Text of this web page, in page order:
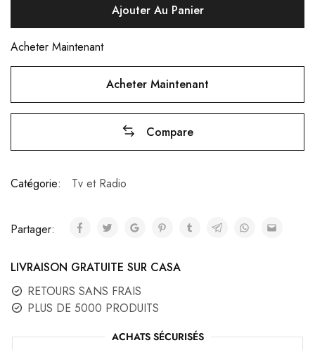
Ajouter Au Panier
Acheter Maintenant
Acheter Maintenant
Compare
Catégorie: Tv et Radio
Partager:
LIVRAISON GRATUITE SUR CASA
RETOURS SANS FRAIS
PLUS DE 5000 PRODUITS
ACHATS SÉCURISÉS